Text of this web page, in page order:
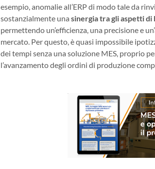
esempio, anomalie all’ERP di modo tale da
sostanzialmente una sinergia tra gli aspetti
permettendo un’efficienza, una precisione e
mercato. Per questo, è quasi impossibile
dei tempi senza una soluzione MES, proprio
l’avanzamento degli ordini di produzione